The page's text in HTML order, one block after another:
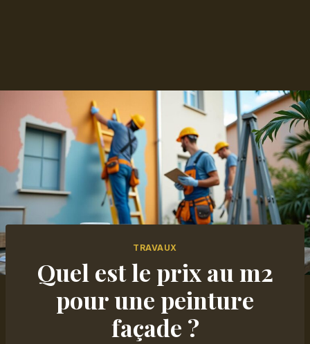
TRAVAUX
Quel est le prix au m2
pour une peinture
façade ?